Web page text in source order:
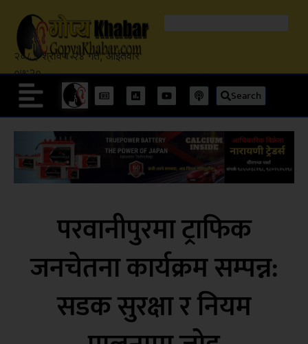
२०८३ श्रावण २४ गते, आईतवार
०७:२०
Search
परवानीपुरमा ट्राफिक
जनचेतना कार्यक्रम सम्पन्न:
सडक सुरक्षा र नियम